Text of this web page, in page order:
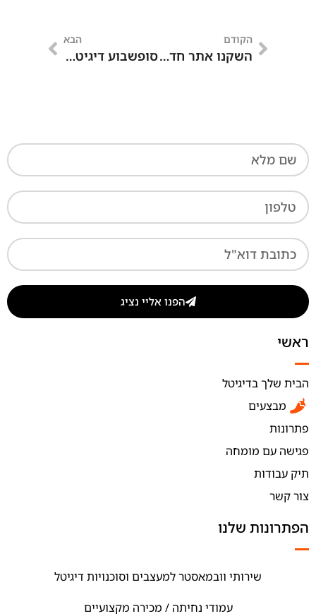
הקודם
השקנו אתר חדש! שלל מבצעים
הבא
סופשבוע דיגיטלי המלצות קריאה 31/1
הפנו אליי נציג
ראשי
הבית שלך בדיגיטל
מבצעים
פתרונות
פגישה עם מומחה
תיק עבודות
צור קשר
הפתרונות שלנו
שירותי וובמאסטר למעצבים וסוכנויות דיגיטל
עמודי נחיתה / מכירה מקצועיים